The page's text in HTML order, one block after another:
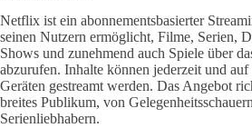
Netflix ist ein abonnementsbasierter
seinen Nutzern ermöglicht, Filme, Serien,
Shows und zunehmend auch Spiele über
abzurufen. Inhalte können jederzeit und auf
Geräten gestreamt werden. Das Angebot
breites Publikum, von
Serienliebhabern.